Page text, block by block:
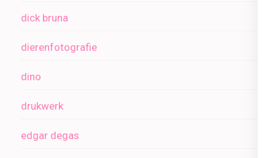
dick bruna
dierenfotografie
dino
drukwerk
edgar degas